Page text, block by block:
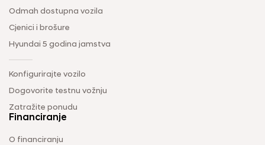
Odmah dostupna vozila
Cjenici i brošure
Hyundai 5 godina jamstva
Konfigurirajte vozilo
Dogovorite testnu vožnju
Zatražite ponudu
Financiranje
O financiranju